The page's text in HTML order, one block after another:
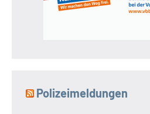
Polizeimeldungen